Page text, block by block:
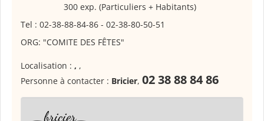
300 exp. (Particuliers + Habitants)
Tel : 02-38-88-84-86 - 02-38-80-50-51
ORG: "COMITE DES FÊTES"
Localisation : , ,
Personne à contacter : Bricier, 02 38 88 84 86
_bricier_